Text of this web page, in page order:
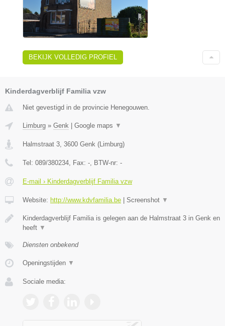
BEKIJK VOLLEDIG PROFIEL
Kinderdagverblijf Familia vzw
Niet gevestigd in de provincie Henegouwen.
Limburg » Genk Google maps ▼
Halmstraat 3, 3600 Genk (Limburg)
Tel: 089/380234, Fax: -, BTW-nr: -
E-mail › Kinderdagverblijf Familia vzw
Website: http://www.kdvfamilia.be Screenshot ▼
Kinderdagverblijf Familia is gelegen aan de Halmstraat 3 in Genk en
heeft ▼
Diensten onbekend
Openingstijden ▼
Sociale media: